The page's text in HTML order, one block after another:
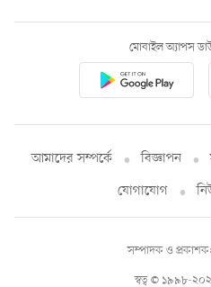
মোবাইল অ্যাপস
আমাদের সম্পর্কে বিজ্ঞাপন
যোগাযোগ
স্বত্ব © ১৯৯৮-
সম্পাদক ও